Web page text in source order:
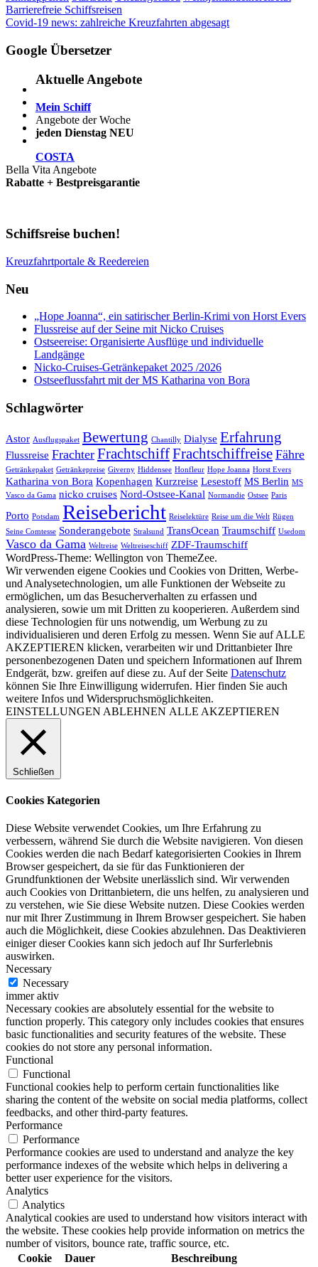
Beitragsnavigation
Vorheriger
Beitrag:
Barrierefreie Schiffsreisen
Nächster
Covid-19 news: zahlreiche Kreuzfahrten abgesagt
Google Übersetzer
Aktuelle Angebote
Mein Schiff
Angebote der Woche
jeden Dienstag NEU
COSTA
Bella Vita Angebote
Rabatte + Bestpreisgarantie
Schiffsreise buchen!
Kreuzfahrtportale & Reedereien
Neu
„Hope Joanna“, ein satirischer Berlin-Krimi von Horst Evers
Flussreise auf der Seine mit Nicko Cruises
Ostseereise: Organisierte Ausflüge und individuelle
Landgänge
Nicko-Cruises-Getränkepaket 2025 /2026
Ostseeflussfahrt mit der MS Katharina von Bora
Schlagwörter
Astor Ausflugspaket Bewertung Chantilly Dialyse Erfahrung
Flussreise Frachter FrachtschiffFrachtschiffreise Fähre
Getränkepaket Getränkepreise Giverny Hiddensee Honfleur Hope Joanna Horst Evers
Katharina von Bora Kopenhagen Kurzreise Lesestoff MS Berlin MS
Vasco da Gama nicko cruises Nord-Ostsee-Kanal Normandie Ostsee Paris
Porto Potsdam Reisebericht Reiselektüre Reise um die Welt Rügen
Seine Comtesse Sonderangebote Stralsund TransOcean Traumschiff Usedom
Vasco da Gama Weltreise Weltreiseschiff ZDF-Traumschiff
WordPress-Theme: Wellington von ThemeZee.
Wir verwenden eigene Cookies und Cookies von Dritten, Werbe-
und Analysetechnologien, um alle Funktionen der Webseite zu
ermöglichen, um das Besucherverhalten zu erfassen und
analysieren, sowie um mit Dritten zu kooperieren. Außerdem sind
diese Technologien für uns notwendig, um Werbung zu zu
individualisieren und deren Erfolg zu messen. Wenn Sie auf ALLE
AKZEPTIEREN klicken, verarbeiten wir und Drittanbieter Ihre
personenbezogenen Daten und speichern Informationen auf Ihrem
Endgerät, bzw. greifen auf diese zu. Auf der Seite Datenschutz
können Sie Ihre Einwilligung widerrufen. Hier finden Sie auch
weitere Infos und Widerspruchsmöglichkeiten.
EINSTELLUNGEN ABLEHNEN ALLE AKZEPTIEREN
Schließen
Cookies Kategorien
Diese Website verwendet Cookies, um Ihre Erfahrung zu
verbessern, während Sie durch die Website navigieren. Von diesen
Cookies werden die nach Bedarf kategorisierten Cookies in Ihrem
Browser gespeichert, da sie für das Funktionieren der
Grundfunktionen der Website unerlässlich sind. Wir verwenden
auch Cookies von Drittanbietern, die uns helfen, zu analysieren und
zu verstehen, wie Sie diese Website nutzen. Diese Cookies werden
nur mit Ihrer Zustimmung in Ihrem Browser gespeichert. Sie haben
auch die Möglichkeit, diese Cookies abzulehnen. Das Deaktivieren
einiger dieser Cookies kann sich jedoch auf Ihr Surferlebnis
auswirken.
Necessary
Necessary
immer aktiv
Necessary cookies are absolutely essential for the website to
function properly. This category only includes cookies that ensures
basic functionalities and security features of the website. These
cookies do not store any personal information.
Functional
Functional
Functional cookies help to perform certain functionalities like
sharing the content of the website on social media platforms, collect
feedbacks, and other third-party features.
Performance
Performance
Performance cookies are used to understand and analyze the key
performance indexes of the website which helps in delivering a
better user experience for the visitors.
Analytics
Analytics
Analytical cookies are used to understand how visitors interact with
the website. These cookies help provide information on metrics the
number of visitors, bounce rate, traffic source, etc.
Cookie
Dauer Beschreibung